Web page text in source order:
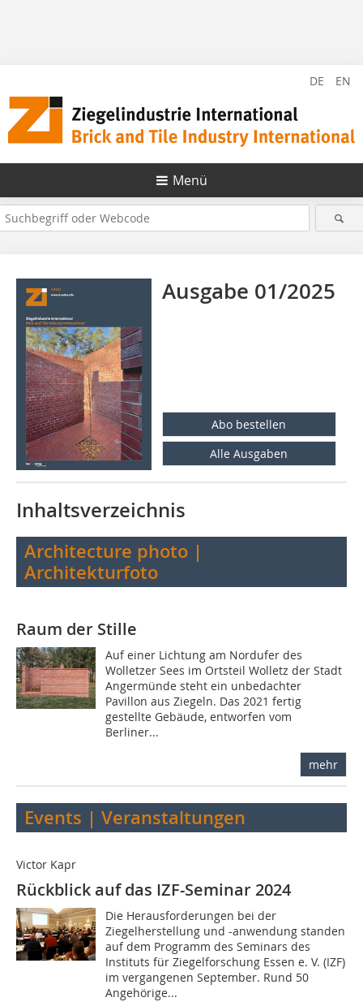
DE EN
Menü
Ausgabe 01/2025
Abo bestellen
Alle Ausgaben
Inhaltsverzeichnis
Architecture photo |
Architekturfoto
Raum der Stille
Auf einer Lichtung am Nordufer des
Wolletzer Sees im Ortsteil Wolletz der Stadt
Angermünde steht ein unbedachter
Pavillon aus Ziegeln. Das 2021 fertig
gestellte Gebäude, entworfen vom
Berliner...
mehr
Events | Veranstaltungen
Victor Kapr
Rückblick auf das IZF-Seminar 2024
Die Herausforderungen bei der
Ziegelherstellung und -anwendung standen
auf dem Programm des Seminars des
Instituts für Ziegelforschung Essen e. V. (IZF)
im vergangenen September. Rund 50
Angehörige...